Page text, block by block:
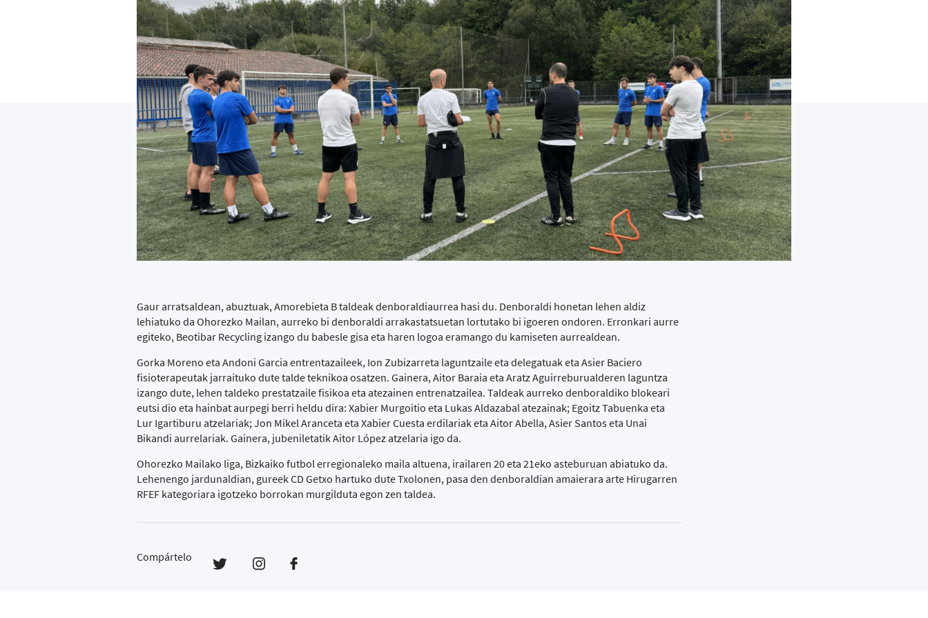
Gaur arratsaldean, abuztuak, Amorebieta B taldeak denboraldiaurrea hasi du. Denboraldi honetan lehen aldiz
lehiatuko da Ohorezko Mailan, aurreko bi denboraldi arrakastatsuetan lortutako bi igoeren ondoren. Erronkari aurre
egiteko, Beotibar Recycling izango du babesle gisa eta haren logoa eramango du kamiseten aurrealdean.
Gorka Moreno eta Andoni Garcia entrentazaileek, Ion Zubizarreta laguntzaile eta delegatuak eta Asier Baciero
fisioterapeutak jarraituko dute talde teknikoa osatzen. Gainera, Aitor Baraia eta Aratz Aguirreburualderen laguntza
izango dute, lehen taldeko prestatzaile fisikoa eta atezainen entrenatzailea. Taldeak aurreko denboraldiko blokeari
eutsi dio eta hainbat aurpegi berri heldu dira: Xabier Murgoitio eta Lukas Aldazabal atezainak; Egoitz Tabuenka eta
Lur Igartiburu atzelariak; Jon Mikel Aranceta eta Xabier Cuesta erdilariak eta Aitor Abella, Asier Santos eta Unai
Bikandi aurrelariak. Gainera, jubeniletatik Aitor López atzelaria igo da.
Ohorezko Mailako liga, Bizkaiko futbol erregionaleko maila altuena, irailaren 20 eta 21eko asteburuan abiatuko da.
Lehenengo jardunaldian, gureek CD Getxo hartuko dute Txolonen, pasa den denboraldian amaierara arte Hirugarren
RFEF kategoriara igotzeko borrokan murgilduta egon zen taldea.
Compártelo